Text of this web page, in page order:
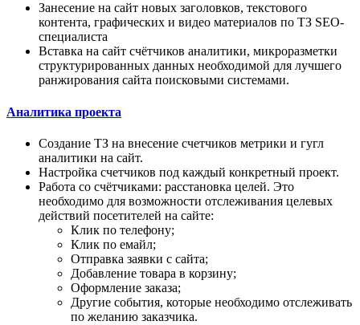
Занесение на сайт новых заголовков, текстового
контента, графических и видео материалов по ТЗ SEO-
специалиста
Вставка на сайт счётчиков аналитики, микроразметки
структурированных данных необходимой для лучшего
ранжирования сайта поисковыми системами.
Аналитика проекта
Создание ТЗ на внесение счетчиков метрики и гугл
аналитики на сайт.
Настройка счетчиков под каждый конкретный проект.
Работа со счётчиками: расстановка целей. Это
необходимо для возможности отслеживания целевых
действий посетителей на сайте:
Клик по телефону;
Клик по емайл;
Отправка заявки с сайта;
Добавление товара в корзину;
Оформление заказа;
Другие события, которые необходимо отслеживать
по желанию заказчика.